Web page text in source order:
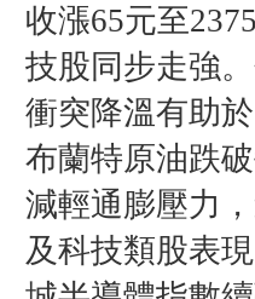
收漲65元至
技股同步走強
衝突降溫有助
布蘭特原油跌
減輕通膨壓力
及科技類股表